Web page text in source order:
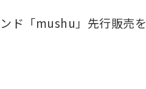
ド「mushu」先行販売